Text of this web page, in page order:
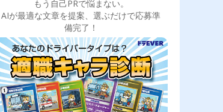
もう自己PRで悩まない。
AIが最適な文章を提案、選ぶだけで応募準
備完了！